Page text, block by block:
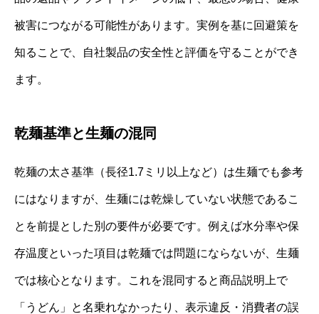
被害につながる可能性があります。実例を基に回避策を
知ることで、自社製品の安全性と評価を守ることができ
ます。
乾麺基準と生麺の混同
乾麺の太さ基準（長径1.7ミリ以上など）は生麺でも参考
にはなりますが、生麺には乾燥していない状態であるこ
とを前提とした別の要件が必要です。例えば水分率や保
存温度といった項目は乾麺では問題にならないが、生麺
では核心となります。これを混同すると商品説明上で
「うどん」と名乗れなかったり、表示違反・消費者の誤